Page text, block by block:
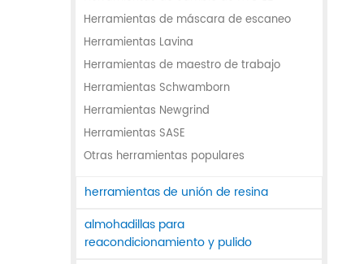
Herramientas de máscara de escaneo
Herramientas Lavina
Herramientas de maestro de trabajo
Herramientas Schwamborn
Herramientas Newgrind
Herramientas SASE
Otras herramientas populares
herramientas de unión de resina
almohadillas para
reacondicionamiento y pulido